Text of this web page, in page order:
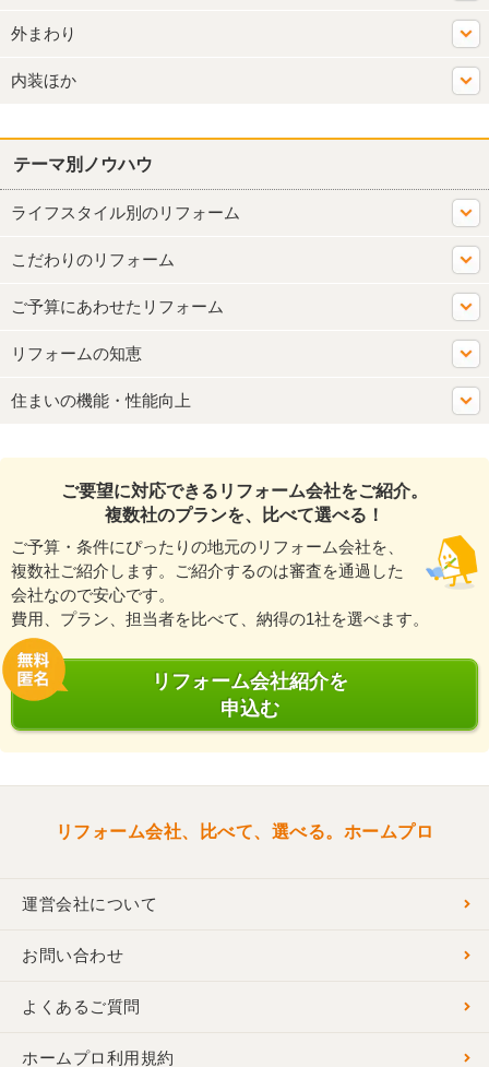
外まわり
内装ほか
テーマ別ノウハウ
ライフスタイル別のリフォーム
こだわりのリフォーム
ご予算にあわせたリフォーム
リフォームの知恵
住まいの機能・性能向上
ご要望に対応できるリフォーム会社をご紹介。
複数社のプランを、比べて選べる！
ご予算・条件にぴったりの地元のリフォーム会社を、
複数社ご紹介します。ご紹介するのは審査を通過した
会社なので安心です。
費用、プラン、担当者を比べて、納得の1社を選べます。
リフォーム会社紹介を
申込む
リフォーム会社、比べて、選べる。ホームプロ
運営会社について
お問い合わせ
よくあるご質問
ホームプロ利用規約